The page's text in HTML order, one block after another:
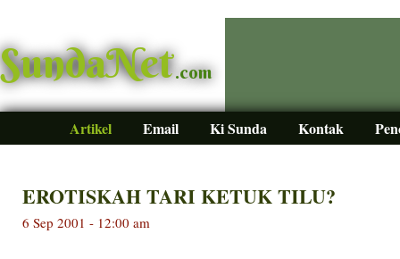
SundaNet.com
Artikel Email Ki Sunda Kontak
EROTISKAH TARI KETUK TILU?
6 Sep 2001 - 12:00 am